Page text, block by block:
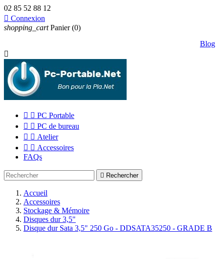
02 85 52 88 12
 Connexion
shopping_cart Panier (0)
Blog

  PC Portable
  PC de bureau
  Atelier
  Accessoires
FAQs
 Rechercher
Accueil
Accessoires
Stockage & Mémoire
Disques dur 3,5"
Disque dur Sata 3,5" 250 Go - DDSATA35250 - GRADE B